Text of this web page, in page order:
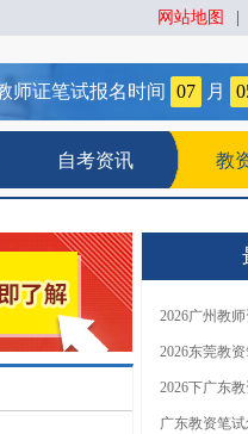
网站地图
师证笔试报名时间 07 月
自考资讯 教